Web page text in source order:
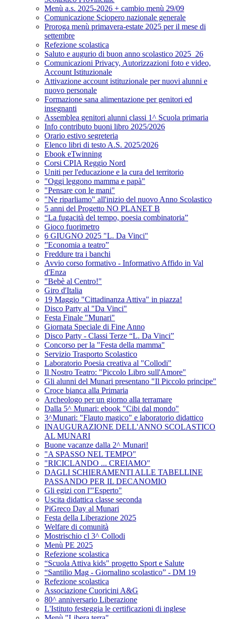
Menù a.s. 2025-2026 + cambio menù 29/09
Comunicazione Sciopero nazionale generale
Proroga menù primavera-estate 2025 per il mese di
settembre
Refezione scolastica
Saluto e augurio di buon anno scolastico 2025_26
Comunicazioni Privacy, Autorizzazioni foto e video,
Account Istituzionale
Attivazione account istituzionale per nuovi alunni e
nuovo personale
Formazione sana alimentazione per genitori ed
insegnanti
Assemblea genitori alunni classi 1^ Scuola primaria
Info contributo buoni libro 2025/2026
Orario estivo segreteria
Elenco libri di testo A.S. 2025/2026
Ebook eTwinning
Corsi CPIA Reggio Nord
Uniti per l'educazione e la cura del territorio
"Oggi leggono mamma e papà"
"Pensare con le mani"
"Ne riparliamo" all'inizio del nuovo Anno Scolastico
5 anni del Progetto NO PLANET B
“La fugacità del tempo, poesia combinatoria”
Gioco fuorimetro
6 GIUGNO 2025 "L. Da Vinci"
”Economia a teatro”
Freddure tra i banchi
Avvio corso formativo - Informativo Affido in Val
d'Enza
"Bebè al Centro!"
Giro d'Italia
19 Maggio "Cittadinanza Attiva" in piazza!
Disco Party al "Da Vinci"
Festa Finale "Munari"
Giornata Speciale di Fine Anno
Disco Party - Classi Terze “L. Da Vinci”
Concorso per la "Festa della mamma"
Servizio Trasporto Scolastico
Laboratorio Poesia creativa al "Collodi"
Il Nostro Teatro: "Piccolo Libro sull'Amore"
Gli alunni del Munari presentano "Il Piccolo principe"
Croce bianca alla Primaria
Archeologo per un giorno alla terramare
Dalla 5^ Munari: ebook "Cibi dal mondo"
3^Munari: "Flauto magico" e laboratorio didattico
INAUGURAZIONE DELL'ANNO SCOLASTICO
AL MUNARI
Buone vacanze dalla 2^ Munari!
"A SPASSO NEL TEMPO"
"RICICLANDO ... CREIAMO"
DAGLI SCHIERAMENTI ALLE TABELLINE
PASSANDO PER IL DECANOMIO
Gli egizi con l'"Esperto"
Uscita didattica classe seconda
PiGreco Day al Munari
Festa della Liberazione 2025
Welfare di comunità
Mostrischio cl 3^ Collodi
Menù PE 2025
Refezione scolastica
“Scuola Attiva kids" progetto Sport e Salute
“Santilio Mag - Giornalino scolastico” - DM 19
Refezione scolastica
Associazione Cuoricini A&G
80^ anniversario Liberazione
L'Istituto festeggia le certificazioni di inglese